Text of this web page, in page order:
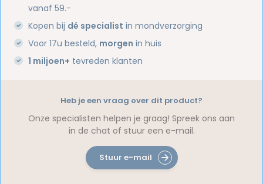
vanaf 59.-
Kopen bij dé specialist in mondverzorging
Voor 17u besteld, morgen in huis
1 miljoen+ tevreden klanten
Heb je een vraag over dit product?
Onze specialisten helpen je graag! Spreek ons aan
in de chat of stuur een e-mail.
Stuur e-mail